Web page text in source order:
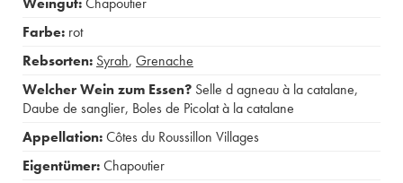
Farbe: rot
Rebsorten: Syrah, Grenache
Welcher Wein zum Essen? Selle d agneau à la catalane,
Daube de sanglier, Boles de Picolat à la catalane
Appellation:Côtes du Roussillon Villages
Eigentümer:Chapoutier